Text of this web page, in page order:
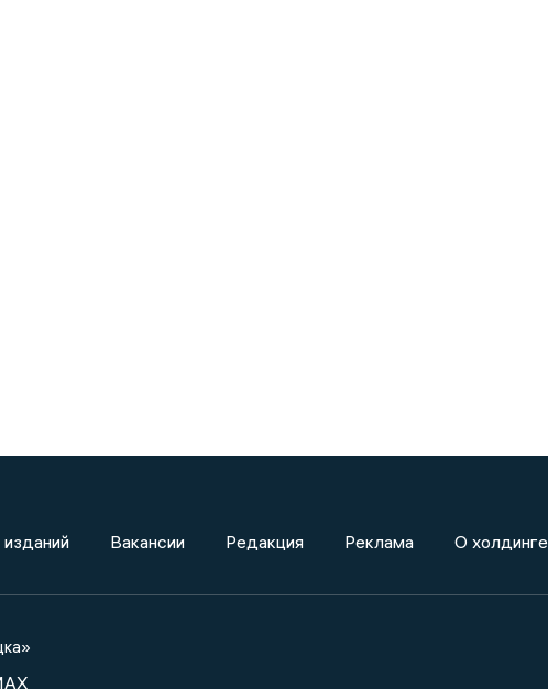
Вакансии Редакция Реклама О холдинге